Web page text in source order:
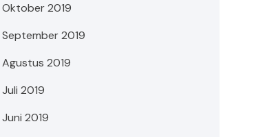
Oktober 2019
September 2019
Agustus 2019
Juli 2019
Juni 2019